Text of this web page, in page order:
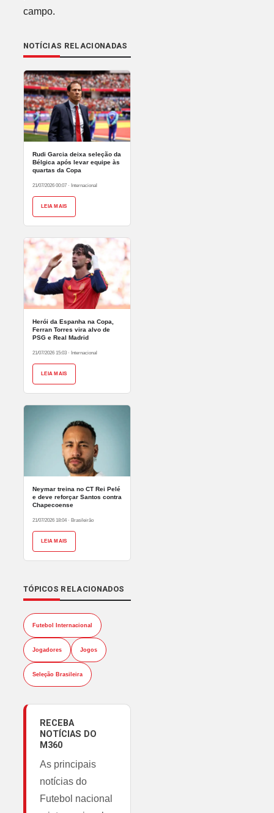
campo.
NOTÍCIAS RELACIONADAS
Rudi Garcia deixa seleção da
Bélgica após levar equipe às
quartas da Copa
21/07/2026 00:07 · Internacional
LEIA MAIS
Herói da Espanha na Copa,
Ferran Torres vira alvo de
PSG e Real Madrid
21/07/2026 15:03 · Internacional
LEIA MAIS
Neymar treina no CT Rei Pelé
e deve reforçar Santos contra
Chapecoense
21/07/2026 18:04 · Brasileirão
LEIA MAIS
TÓPICOS RELACIONADOS
Futebol Internacional
Jogadores Jogos
Seleção Brasileira
RECEBA
NOTÍCIAS DO
M360
As principais
notícias do
Futebol nacional